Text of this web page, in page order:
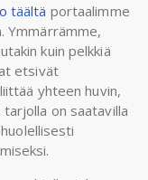
täältä portaalimme
Ymmärrämme,
kuin pelkkiä
etsivät
yhteen huvin,
on saatavilla